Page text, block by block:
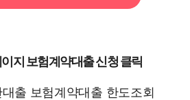
지 보험계약대출 신청 클릭